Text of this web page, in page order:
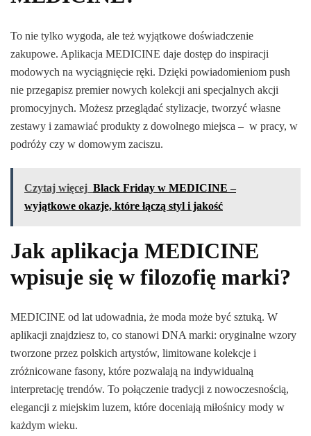
To nie tylko wygoda, ale też wyjątkowe doświadczenie
zakupowe. Aplikacja MEDICINE daje dostęp do inspiracji
modowych na wyciągnięcie ręki. Dzięki powiadomieniom push
nie przegapisz premier nowych kolekcji ani specjalnych akcji
promocyjnych. Możesz przeglądać stylizacje, tworzyć własne
zestawy i zamawiać produkty z dowolnego miejsca – w pracy, w
podróży czy w domowym zaciszu.
Czytaj więcej Black Friday w MEDICINE –
wyjątkowe okazje, które łączą styl i jakość
Jak aplikacja MEDICINE
wpisuje się w filozofię marki?
MEDICINE od lat udowadnia, że moda może być sztuką. W
aplikacji znajdziesz to, co stanowi DNA marki: oryginalne wzory
tworzone przez polskich artystów, limitowane kolekcje i
zróżnicowane fasony, które pozwalają na indywidualną
interpretację trendów. To połączenie tradycji z nowoczesnością,
elegancji z miejskim luzem, które doceniają miłośnicy mody w
każdym wieku.